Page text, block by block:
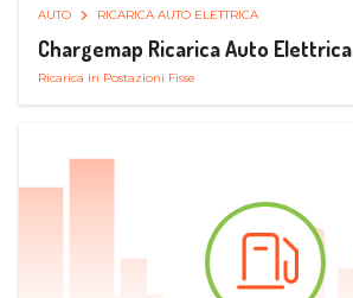
AUTO RICARICA AUTO ELETTRICA
Chargemap Ricarica Auto Elettrica
Ricarica in Postazioni Fisse